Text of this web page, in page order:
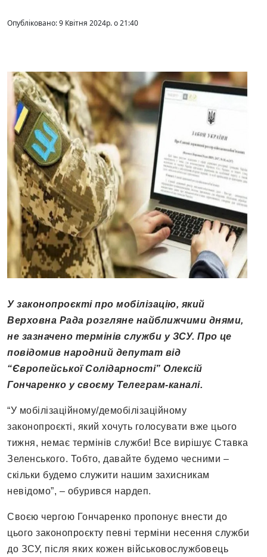
Опубліковано: 9 Квітня 2024р. о 21:40
У законопроєкті про мобілізацію, який
Верховна Рада розгляне найближчими днями,
не зазначено термінів служби у ЗСУ. Про це
повідомив народний депутат від
“Європейської Солідарності” Олексій
Гончаренко у своєму Телеграм-каналі.
“У мобілізаційному/демобілізаційному
законопроєкті, який хочуть голосувати вже цього
тижня, немає термінів служби! Все вирішує Ставка
Зеленського. Тобто, давайте будемо чесними –
скільки будемо служити нашим захисникам
невідомо”, – обурився нардеп.
Своєю чергою Гончаренко пропонує внести до
цього законопроєкту певні терміни несення служби
до ЗСУ, після яких кожен військовослужбовець